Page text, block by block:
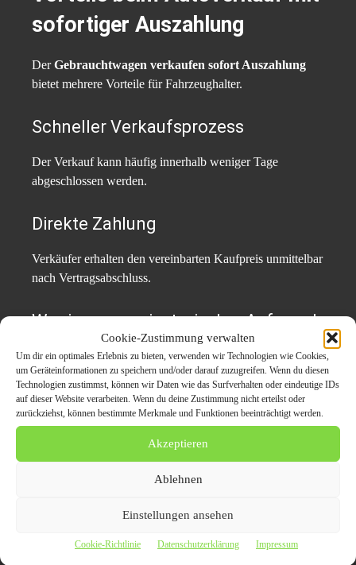
Cookie-Zustimmung verwalten
Um dir ein optimales Erlebnis zu bieten, verwenden wir Technologien wie Cookies,
um Geräteinformationen zu speichern und/oder darauf zuzugreifen. Wenn du diesen
Technologien zustimmst, können wir Daten wie das Surfverhalten oder eindeutige IDs
auf dieser Website verarbeiten. Wenn du deine Zustimmung nicht erteilst oder
zurückziehst, können bestimmte Merkmale und Funktionen beeinträchtigt werden.
Akzeptieren
Ablehnen
Einstellungen ansehen
Cookie-Richtlinie Datenschutzerklärung Impressum
sofortiger Auszahlung
DerGebrauchtwagen verkaufen sofort Auszahlung
bietet mehrere Vorteile für Fahrzeughalter.
Schneller Verkaufsprozess
Der Verkauf kann häufig innerhalb weniger Tage
abgeschlossen werden.
Direkte Zahlung
Verkäufer erhalten den vereinbarten Kaufpreis unmittelbar
nach Vertragsabschluss.
Weniger organisatorischer Aufwand
Inserate, Preisverhandlungen mit mehreren Interessenten
und lange Wartezeiten entfallen.
Verkauf auch bei Defekten möglich
Viele Ankaufdienste kaufen Fahrzeuge auch mit
technischen Problemen an.
Mögliche Nachteile beim
Sofortankauf